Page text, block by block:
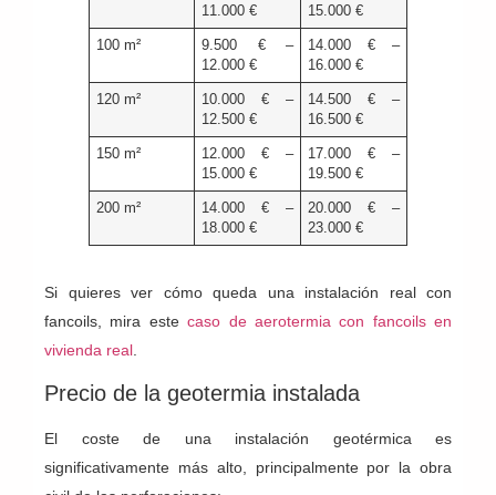
11.000 €
15.000 €
100 m²
9.500 € –
12.000 €
14.000 € –
16.000 €
120 m²
10.000 € –
12.500 €
14.500 € –
16.500 €
150 m²
12.000 € –
15.000 €
17.000 € –
19.500 €
200 m²
14.000 € –
18.000 €
20.000 € –
23.000 €
Si quieres ver cómo queda una instalación real con
fancoils, mira estecaso de aerotermia con fancoils en
vivienda real
Precio de la geotermia instalada
El coste de una instalación geotérmica es
significativamente más alto, principalmente por la obra